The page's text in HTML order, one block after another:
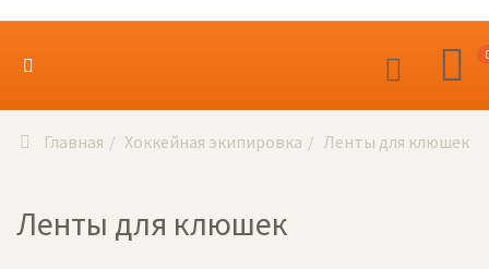
Главная Хоккейная экипировка Ленты для клюшек
Ленты для клюшек